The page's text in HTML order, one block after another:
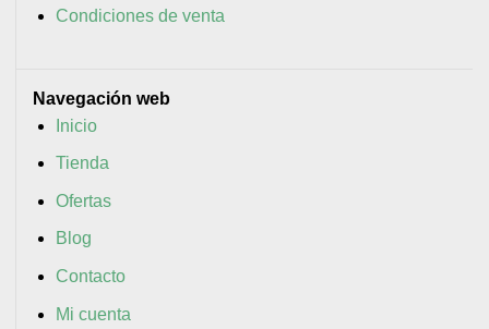
Condiciones de venta
Navegación web
Inicio
Tienda
Ofertas
Blog
Contacto
Mi cuenta